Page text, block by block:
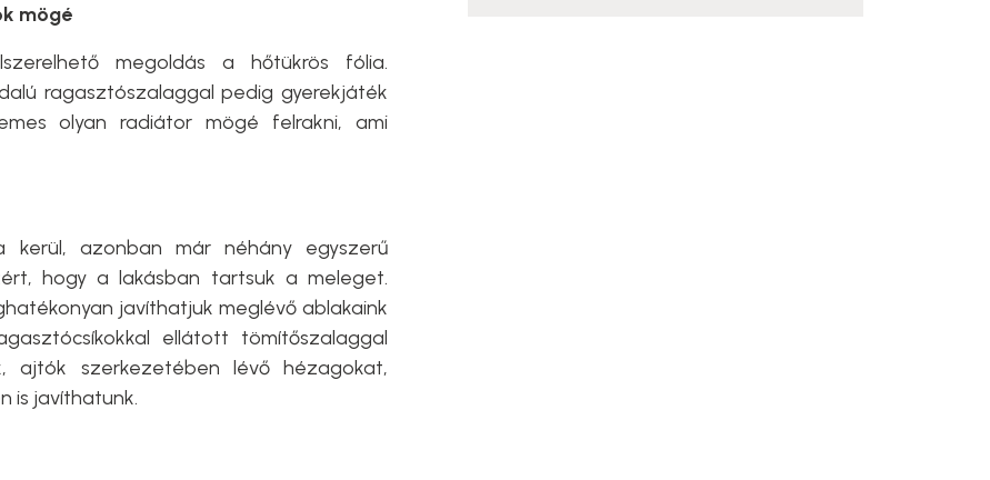
mögé
megoldás a hőtükrös fólia.
ragasztószalaggal pedig gyerekjáték
olyan radiátor mögé felrakni, ami
kerül, azonban már néhány egyszerű
hogy a lakásban tartsuk a meleget.
javíthatjuk meglévő ablakaink
ellátott tömítőszalaggal
ajtók szerkezetében lévő hézagokat,
is javíthatunk.